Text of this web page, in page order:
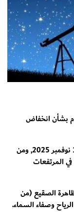
بشأن انخفاض
وقال الشوافي: يستمر لثلاث ليالٍ حتى الأحد 16 نوفمبر 2025, ومن
المرتفعات
الصقيع (من
وصفاء السماء.